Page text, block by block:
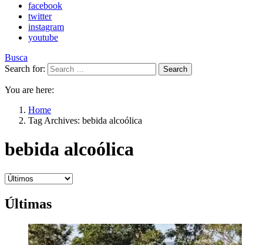
facebook
twitter
instagram
youtube
Busca
Search for:
Search
You are here:
Home
Tag Archives: bebida alcoólica
bebida alcoólica
Últimas